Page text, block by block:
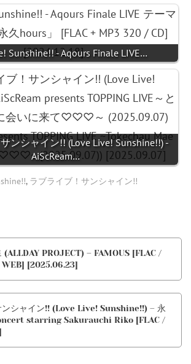
Sunshine!! - Aqours Finale LIVE…
ンシャイン!! (Love Live! Sunshine!!) -
AiScReam…
, ラブライブ！サンシャイン!!
(ALLDAY PROJECT) – FAMOUS [FLAC /
[2025.06.23]
ンシャイン!! (Love Live! Sunshine!!) – 永
starring Sakurauchi Riko [FLAC /